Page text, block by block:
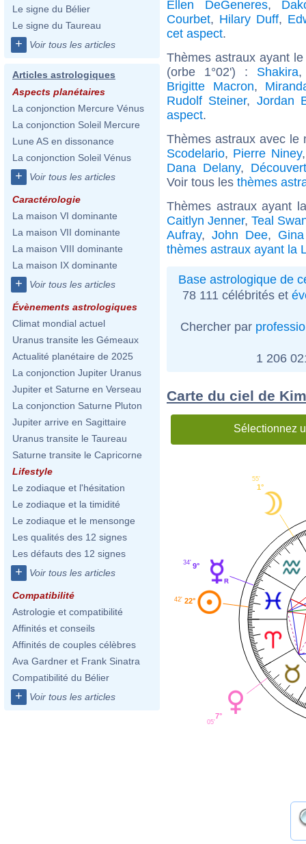
Le signe du Bélier
Le signe du Taureau
+ Voir tous les articles
Articles astrologiques
Aspects planétaires
La conjonction Mercure Vénus
La conjonction Soleil Mercure
Lune AS en dissonance
La conjonction Soleil Vénus
+ Voir tous les articles
Caractérologie
La maison VI dominante
La maison VII dominante
La maison VIII dominante
La maison IX dominante
+ Voir tous les articles
Évènements astrologiques
Climat mondial actuel
Uranus transite les Gémeaux
Actualité planétaire de 2025
La conjonction Jupiter Uranus
Jupiter et Saturne en Verseau
La conjonction Saturne Pluton
Jupiter arrive en Sagittaire
Uranus transite le Taureau
Saturne transite le Capricorne
Lifestyle
Le zodiaque et l'hésitation
Le zodiaque et la timidité
Le zodiaque et le mensonge
Les qualités des 12 signes
Les défauts des 12 signes
+ Voir tous les articles
Compatibilité
Astrologie et compatibilité
Affinités et conseils
Affinités de couples célèbres
Ava Gardner et Frank Sinatra
Compatibilité du Bélier
+ Voir tous les articles
Ellen DeGeneres,
Courbet, Hilary Duff,
cet aspect.
Thèmes astraux ayant
(orbe 1°02') : Shakira
Brigitte Macron,
Rudolf Steiner, Jordan
aspect.
Thèmes astraux avec
Scodelario, Pierre Niney
Dana Delany,
Voir tous les thèmes
Thèmes astraux ayant
Caitlyn Jenner, Teal
Aufray, John Dee,
thèmes astraux ayant la
Base astrologique de
78 111 célébrités et
Chercher par
1 206
Carte du ciel de
Sélectionnez
1°
55'
9°
34'
22°
42'
7°
05'